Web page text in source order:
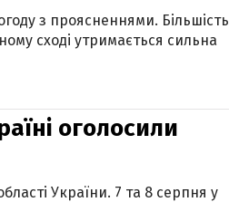
з проясненнями. Більшість
сході утримається сильна
оголосили
України. 7 та 8 серпня у